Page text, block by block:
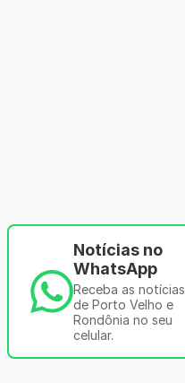
Notícias no
WhatsApp
Receba as notícias
de Porto Velho e
Rondônia no seu
celular.